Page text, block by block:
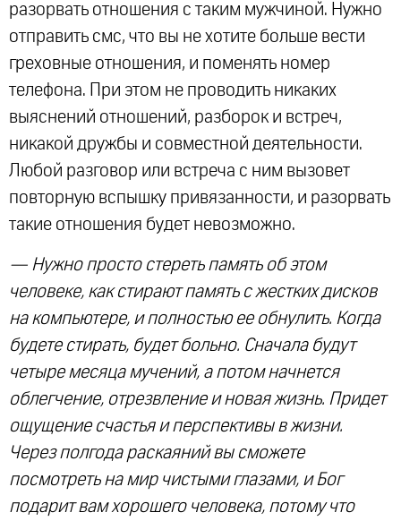
разорвать отношения с таким мужчиной. Нужно
отправить смс, что вы не хотите больше вести
греховные отношения, и поменять номер
телефона. При этом не проводить никаких
выяснений отношений, разборок и встреч,
никакой дружбы и совместной деятельности.
Любой разговор или встреча с ним вызовет
повторную вспышку привязанности, и разорвать
такие отношения будет невозможно.
— Нужно просто стереть память об этом
человеке, как стирают память с жестких дисков
на компьютере, и полностью ее обнулить. Когда
будете стирать, будет больно. Сначала будут
четыре месяца мучений, а потом начнется
облегчение, отрезвление и новая жизнь. Придет
ощущение счастья и перспективы в жизни.
Через полгода раскаяний вы сможете
посмотреть на мир чистыми глазами, и Бог
подарит вам хорошего человека, потому что